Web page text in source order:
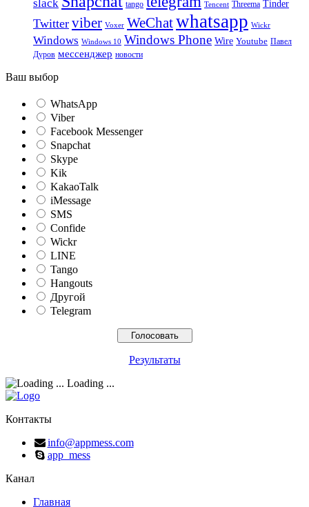
slack tango Tencent Threema Tinder
Twitter viber Voxer WeChatwhatsapp Wickr
Windows Windows 10 Windows Phone Wire Youtube Павел
Дуров мессенджер новости
Ваш выбор
WhatsApp
Viber
Facebook Messenger
Snapchat
Skype
Kik
KakaoTalk
iMessage
SMS
Confide
Wickr
LINE
Tango
Hangouts
Другой
Telegram
Результаты
Loading ...
Контакты
info@appmess.com
app_mess
Канал
Главная